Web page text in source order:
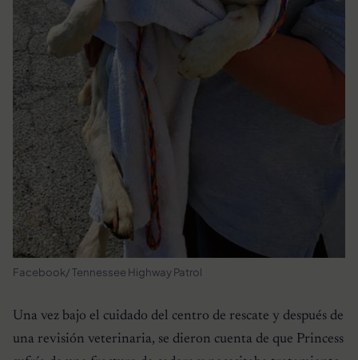
Facebook/ Tennessee Highway Patrol
Una vez bajo el cuidado del centro de rescate y después de
una revisión veterinaria, se dieron cuenta de que Princess